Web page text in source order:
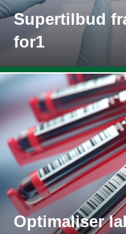
Supertilbud
for1
Optimaliser